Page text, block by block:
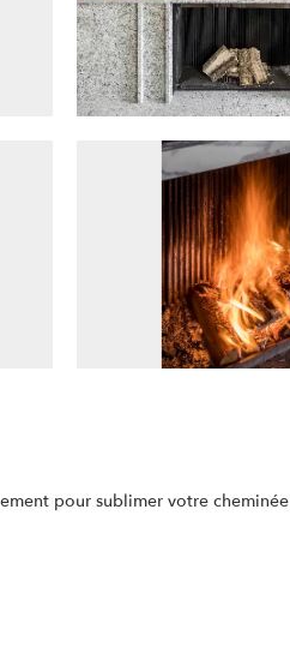
pour sublimer votre cheminée